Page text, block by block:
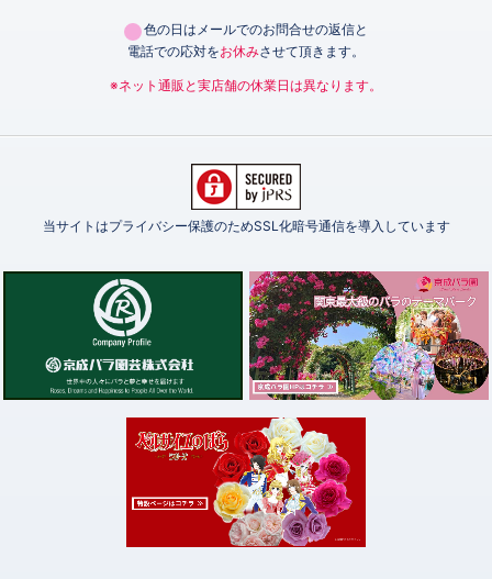
色の日はメールでのお問合せの返信と
電話での応対をお休みさせて頂きます。
※ネット通販と実店舗の休業日は異なります。
当サイトはプライバシー保護のためSSL化暗号通信を導入しています